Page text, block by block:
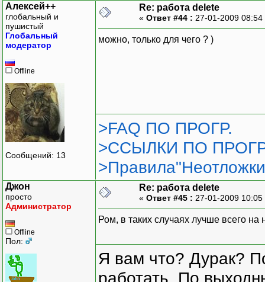
Алексей++
глобальный и
пушистый
Глобальный
модератор
Offline
Сообщений: 13
Re: работа delete
« Ответ #44 : 27-01-2009
можно, только для чего ? )
>FAQ ПО ПРОГР.
>ССЫЛКИ ПО
Джон
просто
Администратор
Offline
Пол:
Re: работа delete
« Ответ #45 : 27-01-2009
Ром, в таких случаях лучше всего
Я вам что? Дурак?
работать. По